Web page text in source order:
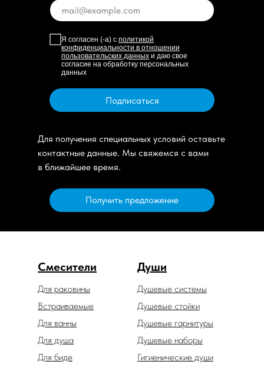
Я согласен (-а) с политикой
конфиденциальности в отношении
пользовательских данных и даю свое
согласие на обработку персональных
данных
Подписаться
Для получения специальных условий оставьте
контактные данные. Мы свяжемся с вами
в ближайшее время.
Получить предложение
Смесители Души
Душевые гарнитуры
Душевые системы
Гигиенические души
Душевые наборы
Встраиваемые
Для биде
Для ванны
Для душа
Для раковины
Душевые стойки